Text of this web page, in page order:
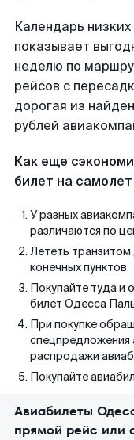
Календарь
показывает
неделю по
рейсов с
дорогая из
рублей
Как еще
билет на
У разных
различаются по
Лететь
конечных пунктов.
Покупайте туда и
билет Одесса
При покупке
спецпредложения
распродажи
Покупайте
Авиабилеты
прямой рейс или